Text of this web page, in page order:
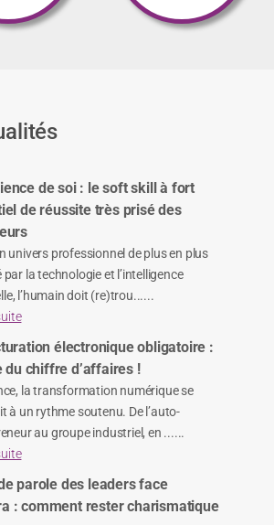
de soi : le soft skill à fort
de réussite très prisé des
univers professionnel de plus en plus
par la technologie et l’intelligence
l’humain doit (re)trou......
électronique obligatoire :
du chiffre d’affaires !
la transformation numérique se
à un rythme soutenu. De l’auto-
au groupe industriel, en ......
parole des leaders face
: comment rester charismatique